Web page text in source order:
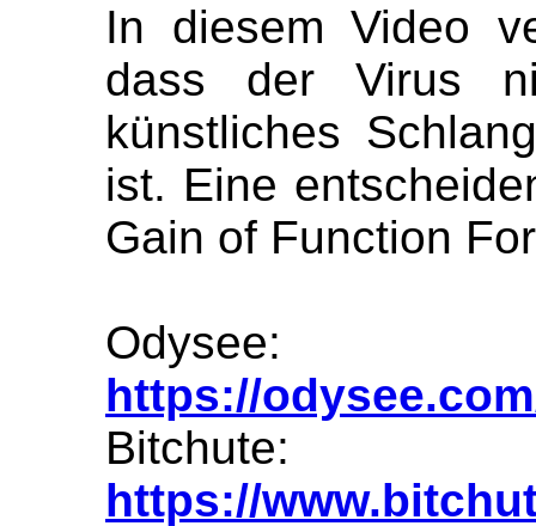
In diesem Video
dass der Virus
künstliches
ist. Eine
Gain of Function
Odysee:
https://
Bitchute:
https://